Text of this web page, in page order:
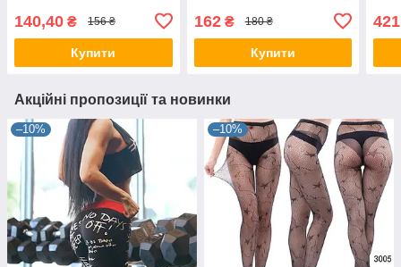
140,40 ₴ 156 ₴
Купити
162₴ 180 ₴
Купити
Акційні пропозиції та новинки
–10% –10%